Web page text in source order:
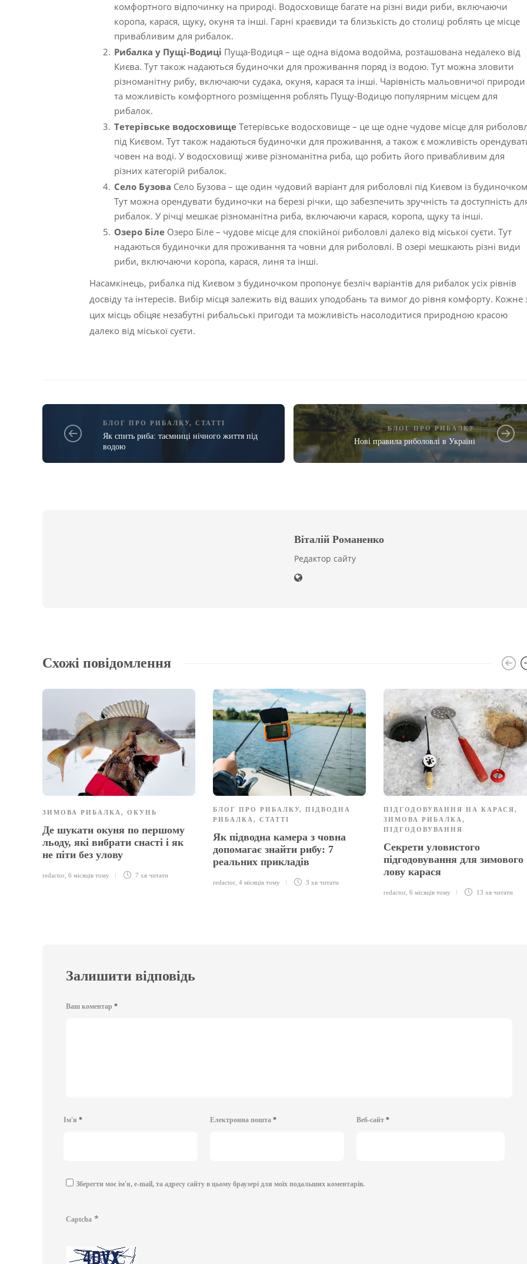
комфортного відпочинку на природі. Водосховище багате на різні види риби, включаючи
коропа, карася, щуку, окуня та інші. Гарні краєвиди та близькість до столиці роблять це місце
привабливим для рибалок.
Рибалка у Пущі-Водиці Пуща-Водиця – ще одна відома водойма, розташована недалеко від
Києва. Тут також надаються будиночки для проживання поряд із водою. Тут можна зловити
різноманітну рибу, включаючи судака, окуня, карася та інші. Чарівність мальовничої природи
та можливість комфортного розміщення роблять Пущу-Водицю популярним місцем для
рибалок.
Тетерівське водосховище Тетерівське водосховище – це ще одне чудове місце для
під Києвом. Тут також надаються будиночки для проживання, а також є можливість
човен на воді. У водосховищі живе різноманітна риба, що робить його привабливим для
різних категорій рибалок.
Село Бузова Село Бузова – ще один чудовий варіант для риболовлі під Києвом із
Тут можна орендувати будиночки на березі річки, що забезпечить зручність та доступність
рибалок. У річці мешкає різноманітна риба, включаючи карася, коропа, щуку та інші.
Озеро Біле Озеро Біле – чудове місце для спокійної риболовлі далеко від міської суєти. Тут
надаються будиночки для проживання та човни для риболовлі. В озері мешкають різні види
риби, включаючи коропа, карася, линя та інші.
Насамкінець, рибалка під Києвом з будиночком пропонує безліч варіантів для рибалок усіх рівнів
досвіду та інтересів. Вибір місця залежить від ваших уподобань та вимог до рівня комфорту. Кожне
цих місць обіцяє незабутні рибальські пригоди та можливість насолодитися природною красою
далеко від міської суєти.
БЛОГ ПРО РИБАЛКУ,СТАТТІ
Як спить риба: таємниці нічного життя під
водою
БЛОГ ПРО РИБАЛКУ
Нові правила риболовлі в Україні
Віталій Романенко
Редактор сайту
Схожі повідомлення
ЗИМОВА РИБАЛКА , ОКУНЬ
Де шукати окуня по першому
льоду, які вибрати снасті і як
не піти без улову
redactor 6 місяців тому 7 хв читати
БЛОГ ПРО РИБАЛКУ, ПІДВОДНА
РИБАЛКА , СТАТТІ
Як підводна камера з човна
допомагає знайти рибу: 7
реальних прикладів
redactor 4 місяців тому 3 хв читати
ПІДГОДОВУВАННЯ НА КАРАСЯ,
ЗИМОВА РИБАЛКА ,
ПІДГОДОВУВАННЯ
Секрети уловистого
підгодовування для зимового
лову карася
redactor 6 місяців тому 13 хв читати
Залишити відповідь
Ваш коментар *
Ім'я * Електронна пошта * Веб-сайт *
Зберегти моє ім'я, e-mail, та адресу сайту в цьому браузері для моїх подальших коментарів.
Captcha *